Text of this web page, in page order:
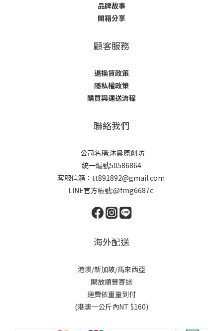
品牌故事
開箱分享
顧客服務
退換貨政策
隱私權政策
購買與運送流程
聯絡我們
公司名稱:沐晨原創坊
統一編號50586864
客服信箱：tt891892@gmail.com
LINE官方帳號:@fmg6687c
海外配送
港澳/新加坡/馬來西亞
開放順豐寄送
運費依重量到付
(港澳一公斤內NT $160)